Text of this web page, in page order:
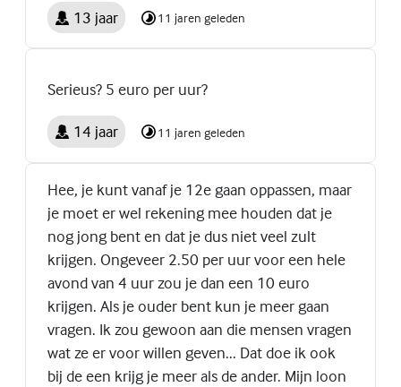
13 jaar 11 jaren geleden
Serieus? 5 euro per uur?
14 jaar 11 jaren geleden
Hee, je kunt vanaf je 12e gaan oppassen, maar
je moet er wel rekening mee houden dat je
nog jong bent en dat je dus niet veel zult
krijgen. Ongeveer 2.50 per uur voor een hele
avond van 4 uur zou je dan een 10 euro
krijgen. Als je ouder bent kun je meer gaan
vragen. Ik zou gewoon aan die mensen vragen
wat ze er voor willen geven... Dat doe ik ook
bij de een krijg je meer als de ander. Mijn loon